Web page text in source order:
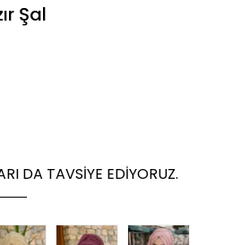
Şal
DA TAVSIYE EDIYORUZ.